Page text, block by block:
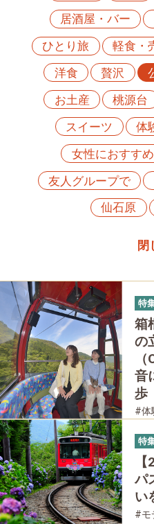
居酒屋・バー
ひとり旅
軽食・
洋食
贅沢
お土産
桃源台
スイーツ
体
女性におすす
友人グループで
仙石原
特
箱
の
音
歩
#体
#
特
パ
い
#モ